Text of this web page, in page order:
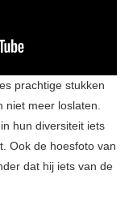
prachtige stukken
meer loslaten.
hun diversiteit iets
Ook de hoesfoto van
dat hij iets van de